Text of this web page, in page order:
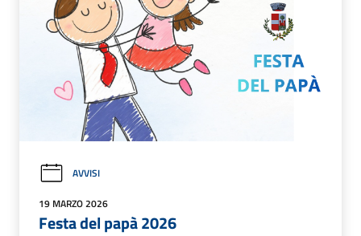
AVVISI
19 MARZO 2026
Festa del papà 2026